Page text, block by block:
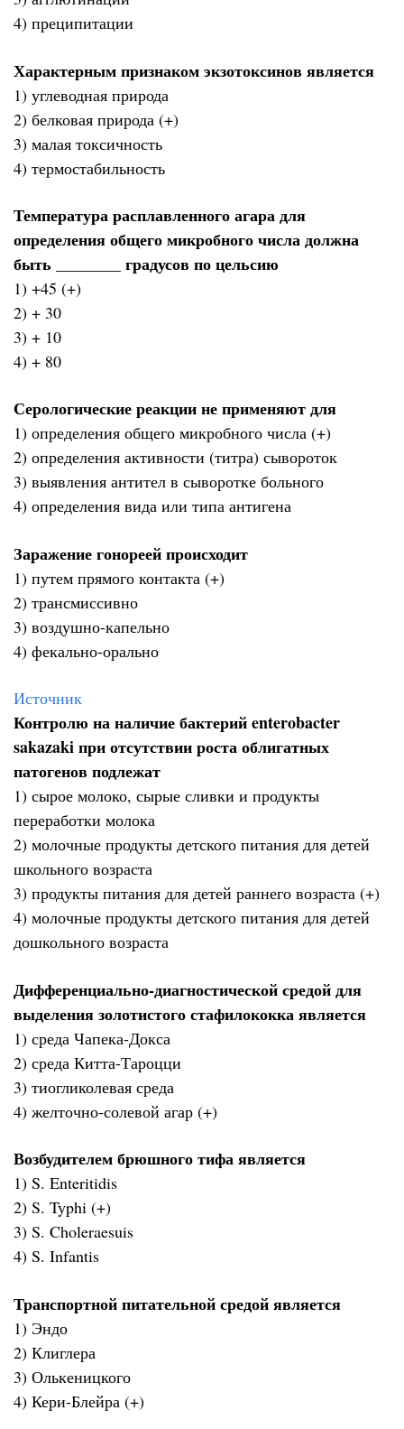
4) преципитации
Характерным признаком экзотоксинов является
1) углеводная природа
2) белковая природа (+)
3) малая токсичность
4) термостабильность
Температура расплавленного агара для
определения общего микробного числа должна
быть ________ градусов по цельсию
1) +45 (+)
2) + 30
3) + 10
4) + 80
Серологические реакции не применяют для
1) определения общего микробного числа (+)
2) определения активности (титра) сывороток
3) выявления антител в сыворотке больного
4) определения вида или типа антигена
Заражение гонореей происходит
1) путем прямого контакта (+)
2) трансмиссивно
3) воздушно-капельно
4) фекально-орально
Источник
Контролю на наличие бактерий enterobacter
sakazaki при отсутствии роста облигатных
патогенов подлежат
1) сырое молоко, сырые сливки и продукты
переработки молока
2) молочные продукты детского питания для детей
школьного возраста
3) продукты питания для детей раннего возраста (+)
4) молочные продукты детского питания для детей
дошкольного возраста
Дифференциально-диагностической средой для
выделения золотистого стафилококка является
1) среда Чапека-Докса
2) среда Китта-Тароцци
3) тиогликолевая среда
4) желточно-солевой агар (+)
Возбудителем брюшного тифа является
1) S. Enteritidis
2) S. Typhi (+)
3) S. Choleraesuis
4) S. Infantis
Транспортной питательной средой является
1) Эндо
2) Клиглера
3) Олькеницкого
4) Кери-Блейра (+)